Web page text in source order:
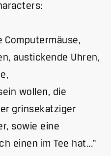
austickende Uhren,
wollen, die
grinsekatziger
sowie eine
einen im Tee hat...“